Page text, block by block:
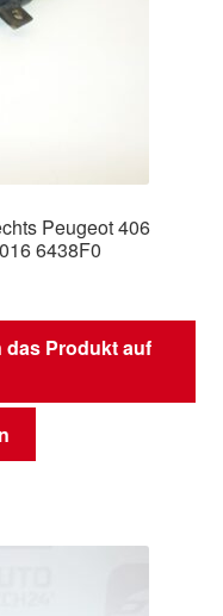
Peugeot 406
6438F0
das Produkt auf